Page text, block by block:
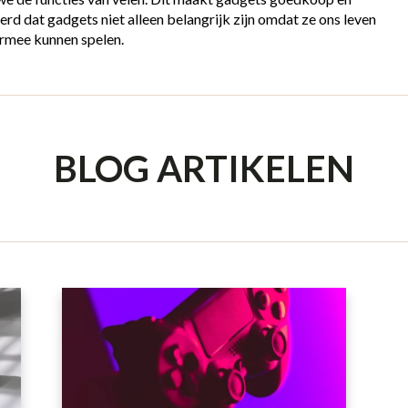
dat gadgets niet alleen belangrijk zijn omdat ze ons leven
kunnen spelen.
BLOG ARTIKELEN